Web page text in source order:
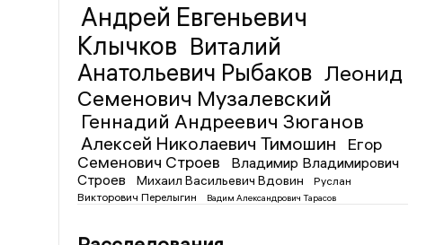
Андрей Евгеньевич
Клычков Виталий
Анатольевич Рыбаков Леонид
Семенович Музалевский
Геннадий Андреевич Зюганов
Алексей Николаевич Тимошин
Егор
Семенович Строев
Владимир Владимирович
Строев
Михаил Васильевич Вдовин
Руслан
Викторович Перелыгин
Вадим Александрович Тарасов